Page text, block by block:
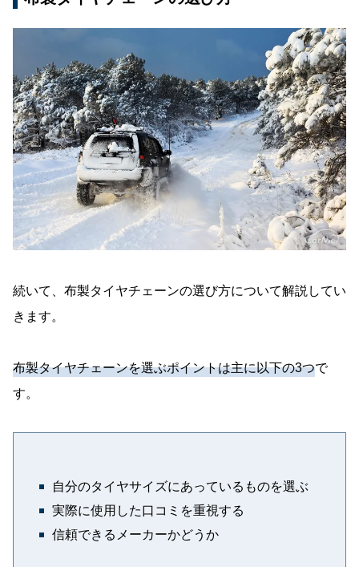
続いて、布製タイヤチェーンの選び方について解説してい
きます。
布製タイヤチェーンを選ぶポイントは主に以下の3つで
す。
自分のタイヤサイズにあっているものを選ぶ
実際に使用した口コミを重視する
信頼できるメーカーかどうか